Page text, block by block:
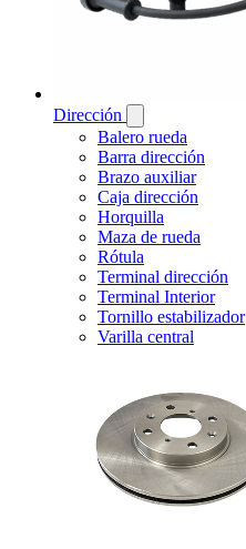
Dirección
Balero rueda
Barra dirección
Brazo auxiliar
Caja dirección
Horquilla
Maza de rueda
Rótula
Terminal dirección
Terminal Interior
Tornillo estabilizador
Varilla central